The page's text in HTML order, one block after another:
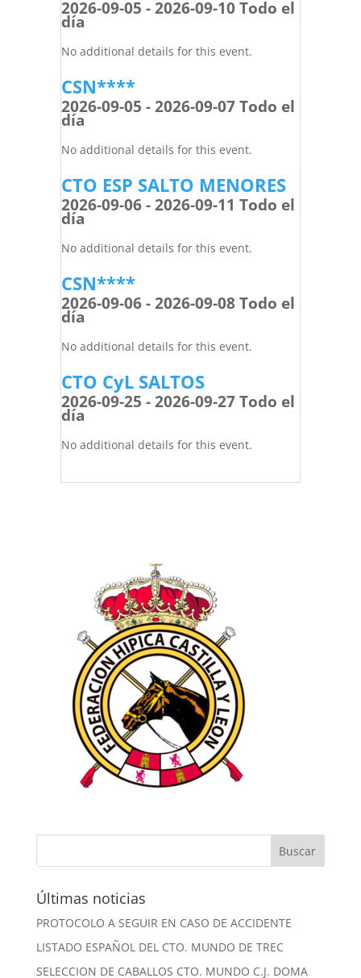
2026-09-05 - 2026-09-10 Todo el
día
No additional details for this event.
CSN****
2026-09-05 - 2026-09-07 Todo el
día
No additional details for this event.
CTO ESP SALTO MENORES
2026-09-06 - 2026-09-11 Todo el
día
No additional details for this event.
CSN****
2026-09-06 - 2026-09-08 Todo el
día
No additional details for this event.
CTO CyL SALTOS
2026-09-25 - 2026-09-27 Todo el
día
No additional details for this event.
Últimas noticias
PROTOCOLO A SEGUIR EN CASO DE ACCIDENTE
LISTADO ESPAÑOL DEL CTO. MUNDO DE TREC
SELECCION DE CABALLOS CTO. MUNDO C.J. DOMA